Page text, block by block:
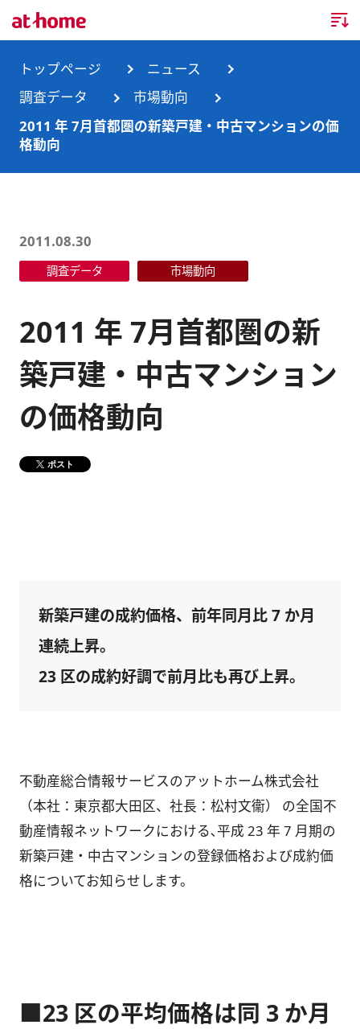
トップページ
企業情報
事業所・グループ会社
サステナビリティ
健康経営
DX戦略
ニュースリリース
ランキング
メディア掲載情報
不動産会社間情報流通サービス
新卒採用情報
キャリア採用情報
障がい者採用情報
お問合せ
トップページ
ニュース
調査データ
市場動向
2011 年 7月首都圏の新築戸建・中古マンションの価
格動向
2011.08.30
調査データ 市場動向
2011 年 7月首都圏の新
築戸建・中古マンション
の価格動向
ポスト
新築戸建の成約価格、前年同月比 7 か月
連続上昇。
23 区の成約好調で前月比も再び上昇。
不動産総合情報サービスのアットホーム株式会社
（本社：東京都大田区、社長：松村文衞） の全国不
動産情報ネットワークにおける､平成 23 年 7 月期の
新築戸建・中古マンションの登録価格および成約価
格についてお知らせします。
■23 区の平均価格は同 3 か月